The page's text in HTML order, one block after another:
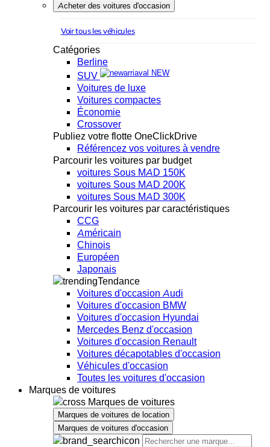
Acheter des voitures d'occasion
Voir tous les véhicules
Catégories
Berline
SUV
NEW
Voitures de luxe
Voitures compactes
Économie
Crossover
Publiez votre flotte OneClickDrive
Référencez vos voitures à vendre
Parcourir les voitures par budget
voitures Sous MAD 150K
voitures Sous MAD 200K
voitures Sous MAD 300K
Parcourir les voitures par caractéristiques
CCG
Américain
Chinois
Européen
Japonais
Tendance
Voitures d'occasion Audi
Voitures d'occasion BMW
Voitures d'occasion Hyundai
Mercedes Benz d'occasion
Voitures d'occasion Renault
Voitures décapotables d'occasion
Véhicules d'occasion
Toutes les voitures d'occasion
Marques de voitures
Marques de voitures
Marques de voitures de location
Marques de voitures d'occasion